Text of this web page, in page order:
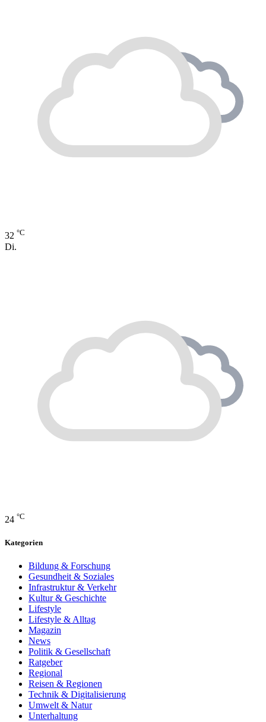
32 °C
Di.
24 °C
Kategorien
Bildung & Forschung
Gesundheit & Soziales
Infrastruktur & Verkehr
Kultur & Geschichte
Lifestyle
Lifestyle & Alltag
Magazin
News
Politik & Gesellschaft
Ratgeber
Regional
Reisen & Regionen
Technik & Digitalisierung
Umwelt & Natur
Unterhaltung